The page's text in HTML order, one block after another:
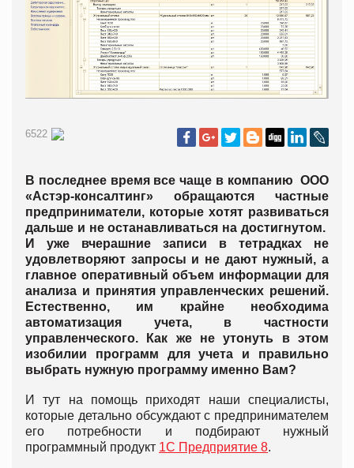
6522
В последнее время все чаще в компанию ООО
«Астэр-консалтинг» обращаются частные
предприниматели, которые хотят развиваться
дальше и не останавливаться на достигнутом.
И уже вчерашние записи в тетрадках не
удовлетворяют запросы и не дают нужный, а
главное оперативный объем информации для
анализа и принятия управленческих решений.
Естественно, им крайне необходима
автоматизация учета, в частности
управленческого. Как же не утонуть в этом
изобилии программ для учета и правильно
выбрать нужную программу именно Вам?
И тут на помощь приходят наши специалисты,
которые детально обсуждают с предпринимателем
его потребности и подбирают нужный
программный продукт 1С Предприятие 8.